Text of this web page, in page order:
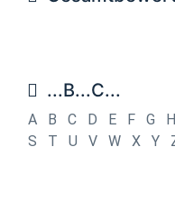
...B...C...
A B C D E F G H
S
T U V W X Y